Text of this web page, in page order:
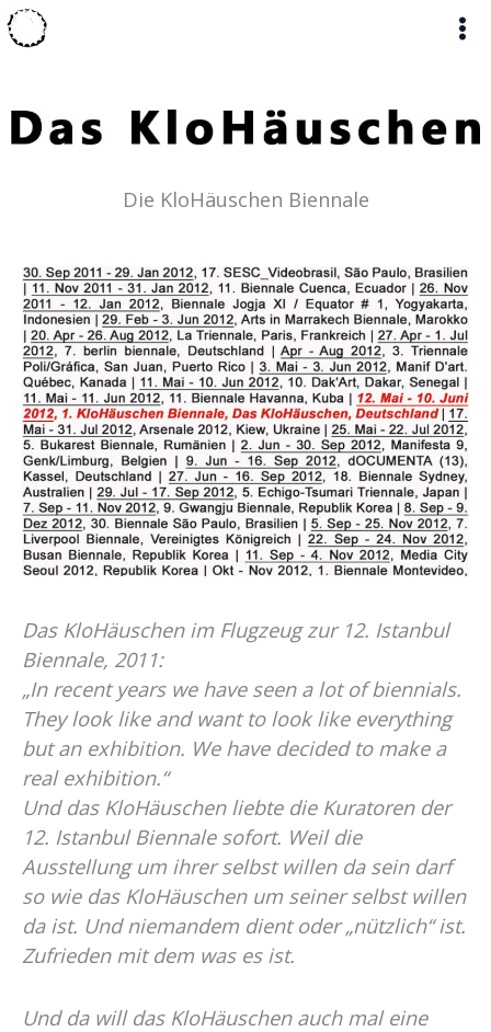
Zum
Inhalt
Die KloHäuschen Biennale
Das KloHäuschen im Flugzeug zur 12. Istanbul
Biennale, 2011:
„In recent years we have seen a lot of biennials.
They look like and want to look like everything
but an exhibition. We have decided to make a
real exhibition.“
Und das KloHäuschen liebte die Kuratoren der
12. Istanbul Biennale sofort. Weil die
Ausstellung um ihrer selbst willen da sein darf
so wie das KloHäuschen um seiner selbst willen
da ist. Und niemandem dient oder „nützlich“ ist.
Zufrieden mit dem was es ist.
Und da will das KloHäuschen auch mal eine